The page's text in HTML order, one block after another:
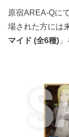
原宿AREA-Qに
場された方には
マイド (全6種)